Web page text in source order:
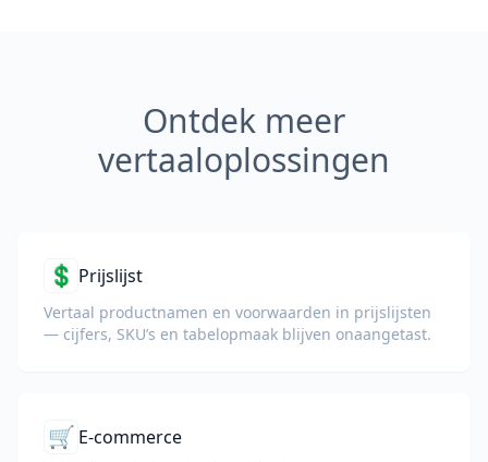
Ontdek meer
vertaaloplossingen
💲 Prijslijst
Vertaal productnamen en voorwaarden in prijslijsten
— cijfers, SKU’s en tabelopmaak blijven onaangetast.
🛒 E-commerce